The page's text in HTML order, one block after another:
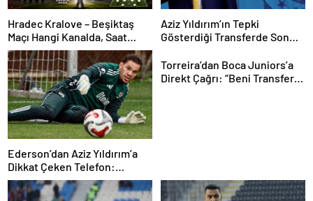
Hradec Kralove – Beşiktaş
Maçı Hangi Kanalda, Saat
Kaçta, Şifresiz Mi? Avrupa Ligi
3. Ön Eleme Maçı Muhtemel
11’ler…
Aziz Yıldırım’ın Tepki
Gösterdiği Transferde Son
Belli Oldu
Ederson’dan Aziz Yıldırım’a
Dikkat Çeken Telefon:
“Fenerbahçe’de Kalmak
İstiyorum” Mesajı
Torreira’dan Boca Juniors’a
Direkt Çağrı: “Beni Transfer